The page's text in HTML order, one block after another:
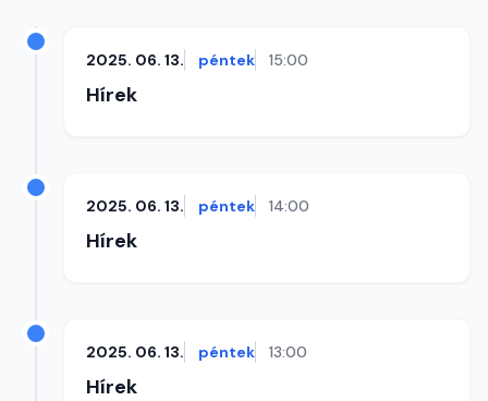
2025. 06. 13. péntek 15:00
Hírek
2025. 06. 13. péntek 14:00
Hírek
2025. 06. 13. péntek 13:00
Hírek